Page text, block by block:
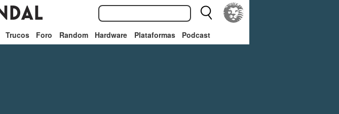
Trucos Foro Random Hardware Plataformas Podcast